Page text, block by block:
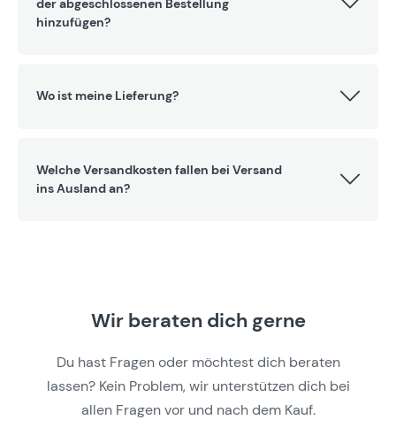
der abgeschlossenen Bestellung
hinzufügen?
Wo ist meine Lieferung?
Welche Versandkosten fallen bei Versand
ins Ausland an?
Wir beraten dich gerne
Du hast Fragen oder möchtest dich beraten
lassen? Kein Problem, wir unterstützen dich bei
allen Fragen vor und nach dem Kauf.